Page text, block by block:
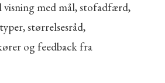
med mål, stofadfærd,
størrelsesråd,
og feedback fra